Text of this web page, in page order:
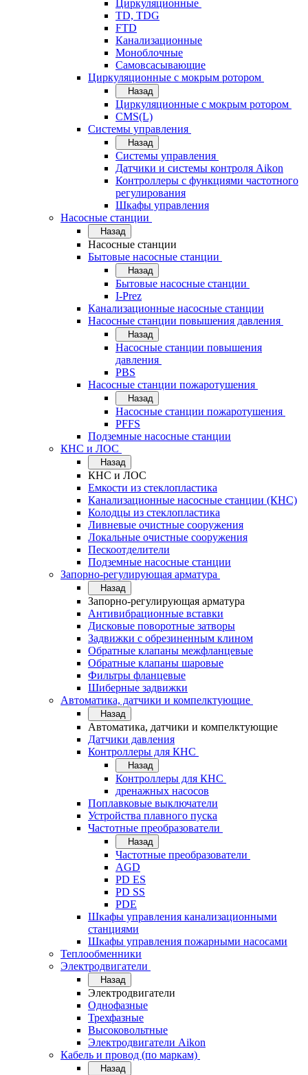
Циркуляционные
TD, TDG
FTD
Канализационные
Моноблочные
Самовсасывающие
Циркуляционные с мокрым ротором
Назад
Циркуляционные с мокрым ротором
CMS(L)
Системы управления
Назад
Системы управления
Датчики и системы контроля Aikon
Контроллеры с функциями частотного
регулирования
Шкафы управления
Насосные станции
Назад
Насосные станции
Бытовые насосные станции
Назад
Бытовые насосные станции
I-Prez
Канализационные насосные станции
Насосные станции повышения давления
Назад
Насосные станции повышения
давления
PBS
Насосные станции пожаротушения
Назад
Насосные станции пожаротушения
PFFS
Подземные насосные станции
КНС и ЛОС
Назад
КНС и ЛОС
Емкости из стеклопластика
Канализационные насосные станции (КНС)
Колодцы из стеклопластика
Ливневые очистные сооружения
Локальные очистные сооружения
Пескоотделители
Подземные насосные станции
Запорно-регулирующая арматура
Назад
Запорно-регулирующая арматура
Антивибрационные вставки
Дисковые поворотные затворы
Задвижки с обрезиненным клином
Обратные клапаны межфланцевые
Обратные клапаны шаровые
Фильтры фланцевые
Шиберные задвижки
Автоматика, датчики и компелктующие
Назад
Автоматика, датчики и компелктующие
Датчики давления
Контроллеры для КНС
Назад
Контроллеры для КНС
дренажных насосов
Поплавковые выключатели
Устройства плавного пуска
Частотные преобразователи
Назад
Частотные преобразователи
AGD
PD ES
PD SS
PDE
Шкафы управления канализационными
станциями
Шкафы управления пожарными насосами
Теплообменники
Электродвигатели
Назад
Электродвигатели
Однофазные
Трехфазные
Высоковольтные
Электродвигатели Aikon
Кабель и провод (по маркам)
Назад